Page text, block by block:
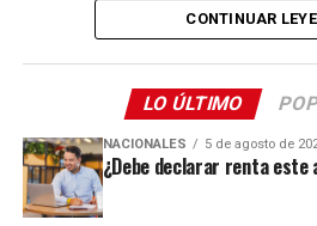
Comparte el artículo:
Me gusta esto:
Cargando...
CONTINUAR
LO ÚLTIMO
NACIONALES 5 de agosto de
¿Debe declarar renta este